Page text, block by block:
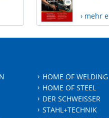
› mehr
HOME OF WELDING
HOME OF STEEL
DER SCHWEISSER
STAHL+TECHNIK